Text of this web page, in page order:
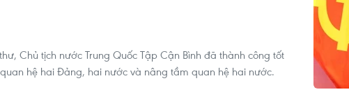
Chủ tịch nước Trung Quốc Tập Cận Bình đã thành công tốt
hệ hai Đảng, hai nước và nâng tầm quan hệ hai nước.